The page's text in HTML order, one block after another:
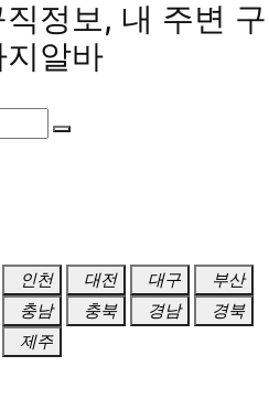
정보, 내 주변 구
알바
인천 대전 대구
부산
충남 충북 경남
경북
제주